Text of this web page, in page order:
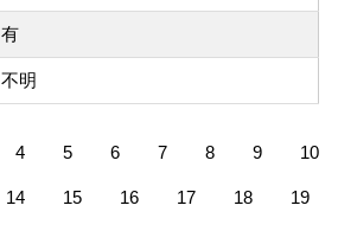
有
不明
4 5 6 7 8 9 10
14 15 16 17 18 19